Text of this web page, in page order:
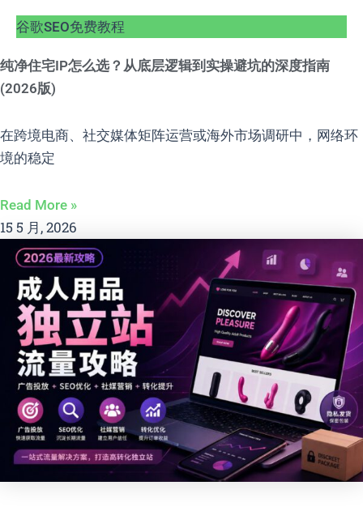
谷歌SEO免费教程
纯净住宅IP怎么选？从底层逻辑到实操避坑的深度指南
(2026版)
在跨境电商、社交媒体矩阵运营或海外市场调研中，网络环
境的稳定
Read More »
15 5 月, 2026